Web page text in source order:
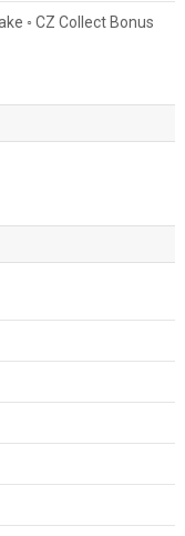
◦ CZ Collect Bonus